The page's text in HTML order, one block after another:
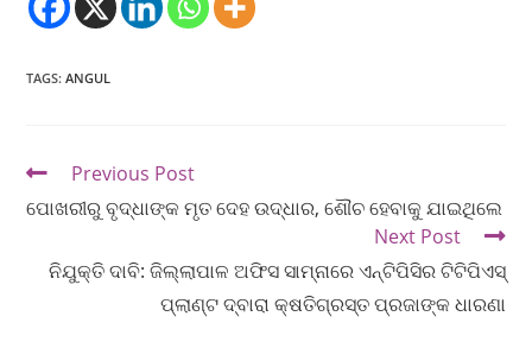
TAGS:ANGUL
Previous Post
ପୋଖରୀରୁ ବୃଦ୍ଧାଙ୍କ ମୃତ ଦେହ ଉଦ୍ଧାର, ଶୌଚ ହେବାକୁ ଯାଇଥିଲେ
Next Post
ନିଯୁକ୍ତି ଦାବି: ଜିଲ୍ଲାପାଳ ଅଫିସ ସାମ୍ନାରେ ଏନ୍‌ଟିପିସିର ଟିଟିପିଏସ୍‌
ପ୍ଲାଣ୍ଟ ଦ୍ବାରା କ୍ଷତିଗ୍ରସ୍ତ ପ୍ରଜାଙ୍କ ଧାରଣା